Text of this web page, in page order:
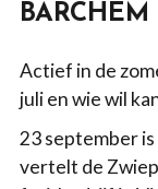
BARCHEM
Actief in de
juli en wie wil
23 september
vertelt de